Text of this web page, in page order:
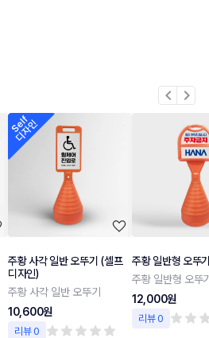
주황 사각 일반 오뚜기 (셀프
디자인)
주황 사각 일반 오뚜기
10,600원
리뷰 0
주황 일반형 오뚜기
주황 일반형 오뚜기
12,000원
리뷰 0
chevron_left chevron_right